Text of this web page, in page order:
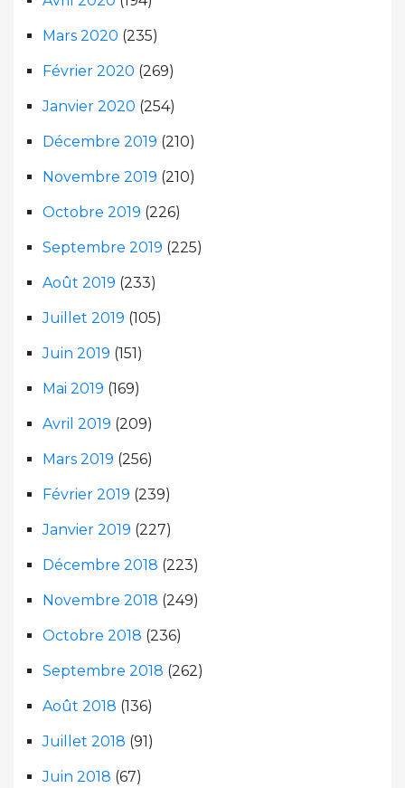
Mars 2020 (235)
Février 2020 (269)
Janvier 2020 (254)
Décembre 2019 (210)
Novembre 2019 (210)
Octobre 2019 (226)
Septembre 2019 (225)
Août 2019 (233)
Juillet 2019 (105)
Juin 2019 (151)
Mai 2019 (169)
Avril 2019 (209)
Mars 2019 (256)
Février 2019 (239)
Janvier 2019 (227)
Décembre 2018 (223)
Novembre 2018 (249)
Octobre 2018 (236)
Septembre 2018 (262)
Août 2018 (136)
Juillet 2018 (91)
Juin 2018 (67)